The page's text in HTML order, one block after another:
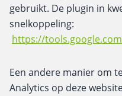
gebruikt. De plugin in
snelkoppeling:
https://
Een andere manier om
Analytics op deze